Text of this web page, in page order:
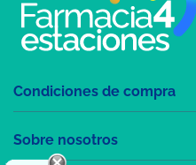
Condiciones de compra
Sobre nosotros